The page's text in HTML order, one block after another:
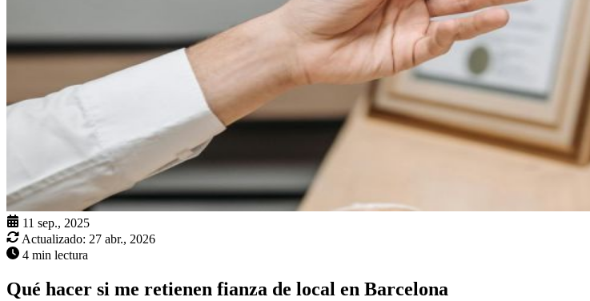
11 sep., 2025
Actualizado: 27 abr., 2026
4 min lectura
Qué hacer si me retienen fianza de local en Barcelona